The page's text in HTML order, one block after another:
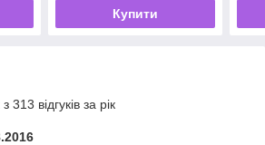
Купити
313 відгуків за рік